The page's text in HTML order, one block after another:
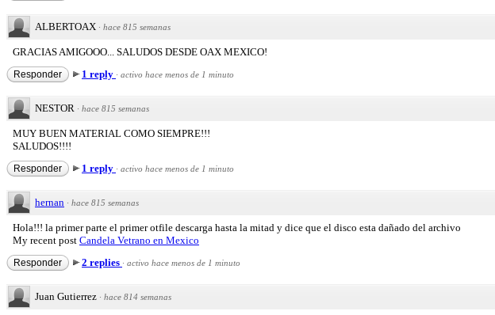
ALBERTOAX · hace 815 semanas
GRACIAS AMIGOOO... SALUDOS DESDE OAX MEXICO!
Responder 1 reply · activo hace menos de 1 minuto
NESTOR · hace 815 semanas
MUY BUEN MATERIAL COMO SIEMPRE!!!
SALUDOS!!!!
Responder 1 reply · activo hace menos de 1 minuto
hernan · hace 815 semanas
Hola!!! la primer parte el primer otfile descarga hasta la mitad y dice que el disco esta dañado del archivo
My recent post Candela Vetrano en Mexico
Responder 2 replies · activo hace menos de 1 minuto
Juan Gutierrez · hace 814 semanas